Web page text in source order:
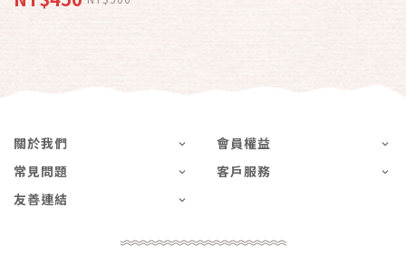
關於我們
會員權益
常見問題
客戶服務
友善連結